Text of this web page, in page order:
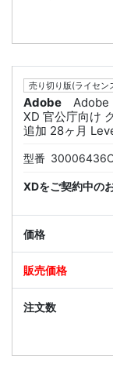
売り切り版(ライセン
Adobe
Adobe
XD 官公庁向け
追加 28ヶ月
型番
XDをご契約中の